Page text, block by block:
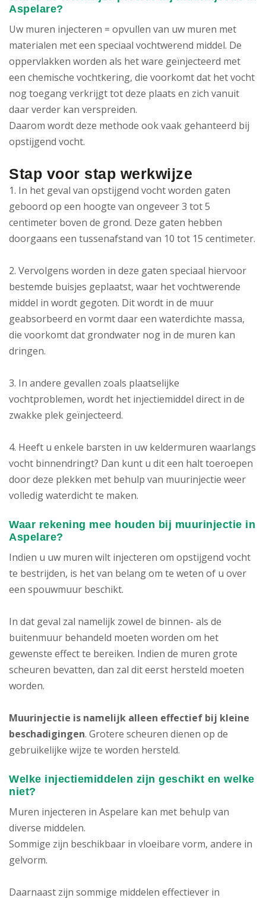
Aspelare?
Uw muren injecteren = opvullen van uw muren met
materialen met een speciaal vochtwerend middel. De
oppervlakken worden als het ware geïnjecteerd met
een chemische vochtkering, die voorkomt dat het vocht
nog toegang verkrijgt tot deze plaats en zich vanuit
daar verder kan verspreiden.
Daarom wordt deze methode ook vaak gehanteerd bij
opstijgend vocht.
Stap voor stap werkwijze
1. In het geval van opstijgend vocht worden gaten
geboord op een hoogte van ongeveer 3 tot 5
centimeter boven de grond. Deze gaten hebben
doorgaans een tussenafstand van 10 tot 15 centimeter.
2. Vervolgens worden in deze gaten speciaal hiervoor
bestemde buisjes geplaatst, waar het vochtwerende
middel in wordt gegoten. Dit wordt in de muur
geabsorbeerd en vormt daar een waterdichte massa,
die voorkomt dat grondwater nog in de muren kan
dringen.
3. In andere gevallen zoals plaatselijke
vochtproblemen, wordt het injectiemiddel direct in de
zwakke plek geïnjecteerd.
4. Heeft u enkele barsten in uw keldermuren waarlangs
vocht binnendringt? Dan kunt u dit een halt toeroepen
door deze plekken met behulp van muurinjectie weer
volledig waterdicht te maken.
Waar rekening mee houden bij muurinjectie in
Aspelare?
Indien u uw muren wilt injecteren om opstijgend vocht
te bestrijden, is het van belang om te weten of u over
een spouwmuur beschikt.
In dat geval zal namelijk zowel de binnen- als de
buitenmuur behandeld moeten worden om het
gewenste effect te bereiken. Indien de muren grote
scheuren bevatten, dan zal dit eerst hersteld moeten
worden.
Muurinjectie is namelijk alleen effectief bij kleine
beschadigingen. Grotere scheuren dienen op de
gebruikelijke wijze te worden hersteld.
Welke injectiemiddelen zijn geschikt en welke
niet?
Muren injecteren in Aspelare kan met behulp van
diverse middelen.
Sommige zijn beschikbaar in vloeibare vorm, andere in
gelvorm.
Daarnaast zijn sommige middelen effectiever in